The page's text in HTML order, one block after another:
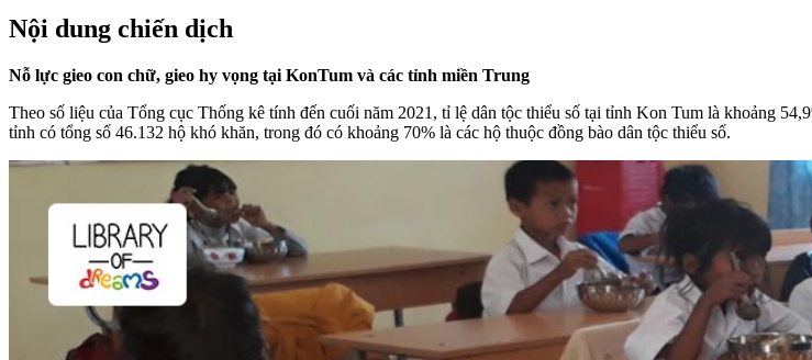
Nội dung chiến dịch
Nỗ lực gieo con chữ, gieo hy vọng tại KonTum và các tỉnh miền Trung
Theo số liệu của Tổng cục Thống kê tính đến cuối năm 2021, tỉ lệ dân tộc thiểu số tại tỉnh Kon Tum là khoảng
tỉnh có tổng số 46.132 hộ khó khăn, trong đó có khoảng 70% là các hộ thuộc đồng bào dân tộc thiểu số.